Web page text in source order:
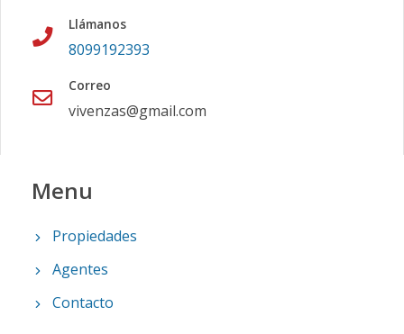
Llámanos
8099192393
Correo
vivenzas@gmail.com
Menu
Propiedades
Agentes
Contacto